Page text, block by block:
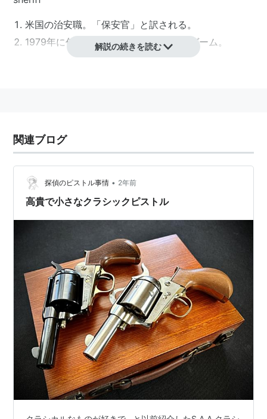
米国の治安職。「保安官 」と訳される。
1979年に任天堂が発売したアーケードゲーム。
解説の続きを読む
関連ブログ
探偵のピストル事情 • 2年前
高貴で小さなクラシックピストル